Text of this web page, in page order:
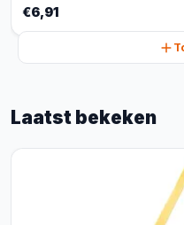
€6,91
Laatst bekeken